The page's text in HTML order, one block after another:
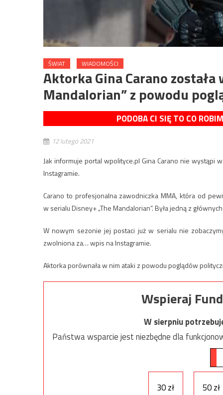
ŚWIAT WIADOMOŚCI
Aktorka Gina Carano
Mandalorian” z powodu
PODOBA CI SIĘ TO CO
12 lutego 2021
Jak informuje portal wpolityce.pl Gina Carano nie wystąpi
Instagramie.
Carano to profesjonalna zawodniczka MMA, która od
w serialu Disney+ „The Mandalorian”. Była jedną z
W nowym sezonie jej postaci już w serialu nie
zwolniona za… wpis na Instagramie.
Aktorka porównała w nim ataki z powodu poglądów
Wspieraj
W sierpniu
Państwa wsparcie jest niezbędne dla
30 zł 50 zł